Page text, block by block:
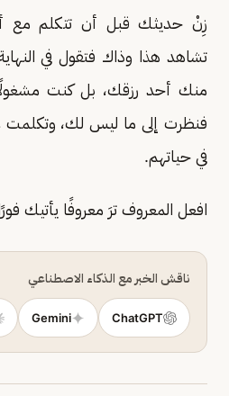
زِنْ حديثك قبل أن تتكلم مع
تشاهد هذا وذاك فتقول في
منك أحد رزقك، بل كنت
فنظرت إلى ما ليس لك،
في حياتهم.
افعل المعروف ترَ معروفًا يأتيك
ناقش الخبر مع الذكاء الاصطناعي
ChatGPT
Gemini